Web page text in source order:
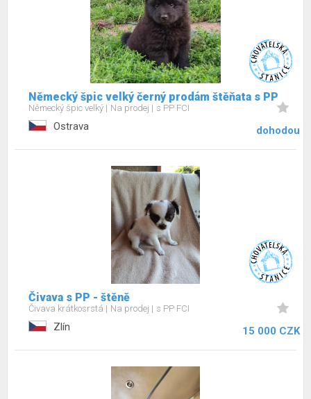
Německý špic velký černý prodám štěňata s PP
Německý špic velký Na prodej s PP FCI
Ostrava dohodou
Čivava s PP - štěně
Čivava krátkosrstá Na prodej s PP FCI
Zlín 15 000 CZK